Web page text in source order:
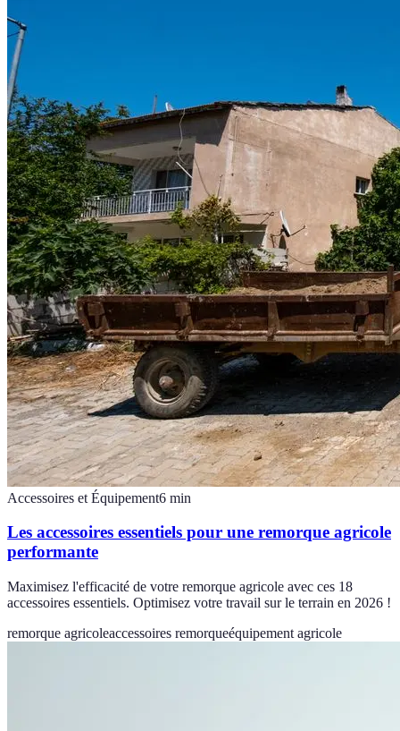
Accessoires et Équipement6 min
Les accessoires essentiels pour une remorque agricole
performante
Maximisez l'efficacité de votre remorque agricole avec ces 18
accessoires essentiels. Optimisez votre travail sur le terrain en 2026 !
remorque agricoleaccessoires remorqueéquipement agricole